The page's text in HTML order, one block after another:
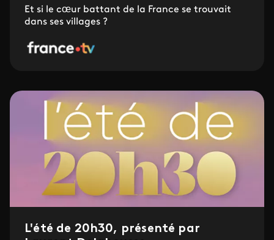
Et si le cœur battant de la France se trouvait
dans ses villages ?
L'été de 20h30, présenté par